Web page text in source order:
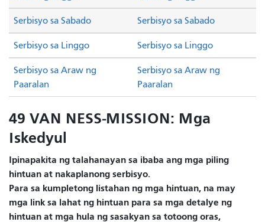
Serbisyo sa Sabado Serbisyo sa Sabado
Serbisyo sa Linggo Serbisyo sa Linggo
Serbisyo sa Araw ng
Paaralan
Serbisyo sa Araw ng
Paaralan
49 VAN NESS-MISSION: Mga
Iskedyul
Ipinapakita ng talahanayan sa ibaba ang mga piling
hintuan at nakaplanong serbisyo.
Para sa kumpletong listahan ng mga hintuan, na may
mga link sa lahat ng hintuan para sa mga detalye ng
hintuan at mga hula ng sasakyan sa totoong oras,